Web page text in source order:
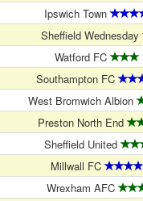
Ipswich Town
Sheffield Wednesday
Watford FC
Southampton FC
West Bromwich Albion
Preston North End
Sheffield United
Millwall FC
Wrexham AFC